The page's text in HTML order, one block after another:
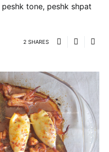
tone, peshk shpat
2 SHARES